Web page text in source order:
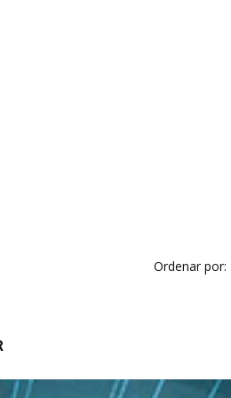
Ordenar por: